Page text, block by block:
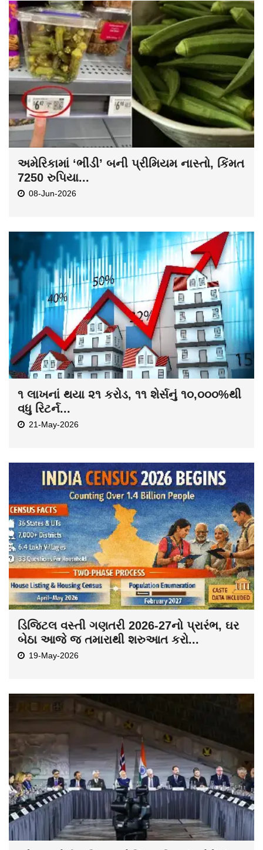
અમેરિકામાં ‘ભીંડી’ બની પ્રીમિયમ નાસ્તો, કિંમત
7250 રુપિયા...
08-Jun-2026
૧ લાખનાં થયા ૨૧ કરોડ, ૧૧ શેર્સનું ૧૦,૦૦૦%થી
વધુ રિટર્ન...
21-May-2026
ડિજિટલ વસ્તી ગણતરી 2026-27નો પ્રારંભ, ઘર
બેઠા આજે જ તમારાથી શરુઆત કરો...
19-May-2026